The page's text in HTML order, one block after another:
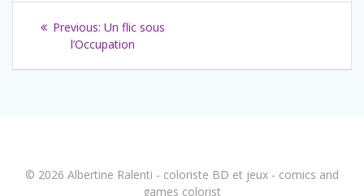
Navigation
Previous: Previous
post:
Un flic sous
l’Occupation
© 2026 Albertine Ralenti - coloriste BD et jeux - comics and
games colorist